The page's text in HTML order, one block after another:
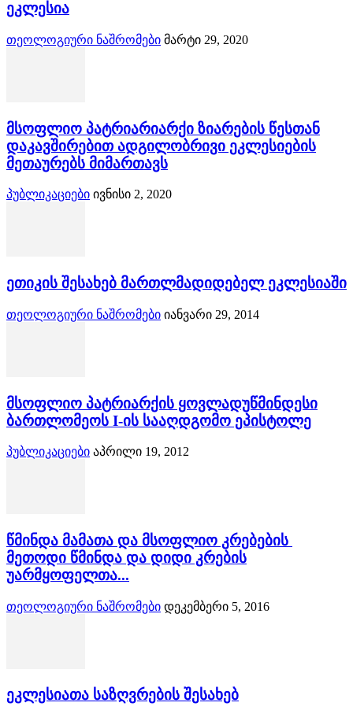
ეკლესია
თეოლოგიური ნაშრომები მარტი 29, 2020
მსოფლიო პატრიარიარქი ზიარების წესთან
დაკავშირებით ადგილობრივი ეკლესიების
მეთაურებს მიმართავს
პუბლიკაციები ივნისი 2, 2020
ეთიკის შესახებ მართლმადიდებელ ეკლესიაში
თეოლოგიური ნაშრომები იანვარი 29, 2014
მსოფლიო პატრიარქის ყოვლადუწმინდესი
ბართლომეოს I-ის სააღდგომო ეპისტოლე
პუბლიკაციები აპრილი 19, 2012
წმინდა მამათა და მსოფლიო კრებების
მეთოდი წმინდა და დიდი კრების
უარმყოფელთა...
თეოლოგიური ნაშრომები დეკემბერი 5, 2016
ეკლესიათა საზღვრების შესახებ